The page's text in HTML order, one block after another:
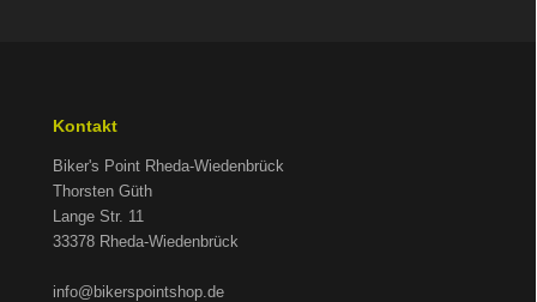
Kontakt
Biker's Point Rheda-Wiedenbrück
Thorsten Güth
Lange Str. 11
33378 Rheda-Wiedenbrück
info@bikerspointshop.de